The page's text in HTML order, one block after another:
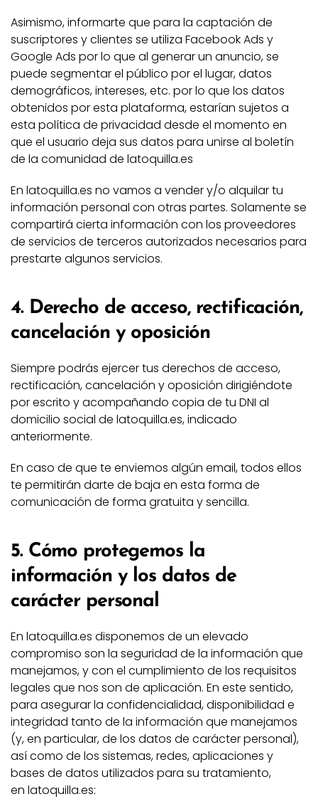
Asimismo, informarte que para la captación de
suscriptores y clientes se utiliza Facebook Ads y
Google Ads por lo que al generar un anuncio, se
puede segmentar el público por el lugar, datos
demográficos, intereses, etc. por lo que los datos
obtenidos por esta plataforma, estarían sujetos a
esta política de privacidad desde el momento en
que el usuario deja sus datos para unirse al boletín
de la comunidad de latoquilla.es
En latoquilla.es no vamos a vender y/o alquilar tu
información personal con otras partes. Solamente se
compartirá cierta información con los proveedores
de servicios de terceros autorizados necesarios para
prestarte algunos servicios.
4. Derecho de acceso, rectificación,
cancelación y oposición
Siempre podrás ejercer tus derechos de acceso,
rectificación, cancelación y oposición dirigiéndote
por escrito y acompañando copia de tu DNI al
domicilio social de latoquilla.es, indicado
anteriormente.
En caso de que te enviemos algún email, todos ellos
te permitirán darte de baja en esta forma de
comunicación de forma gratuita y sencilla.
5. Cómo protegemos la
información y los datos de
carácter personal
En latoquilla.es disponemos de un elevado
compromiso son la seguridad de la información que
manejamos, y con el cumplimiento de los requisitos
legales que nos son de aplicación. En este sentido,
para asegurar la confidencialidad, disponibilidad e
integridad tanto de la información que manejamos
(y, en particular, de los datos de carácter personal),
así como de los sistemas, redes, aplicaciones y
bases de datos utilizados para su tratamiento,
en latoquilla.es: